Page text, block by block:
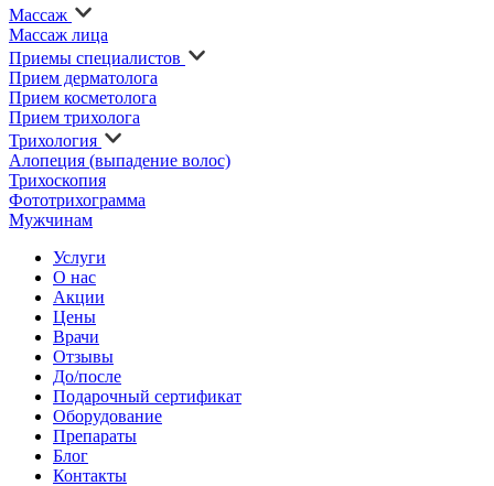
Массаж
Массаж лица
Приемы специалистов
Прием дерматолога
Прием косметолога
Прием трихолога
Трихология
Алопеция (выпадение волос)
Трихоскопия
Фототрихограмма
Мужчинам
Услуги
О нас
Акции
Цены
Врачи
Отзывы
До/после
Подарочный сертификат
Оборудование
Препараты
Блог
Контакты